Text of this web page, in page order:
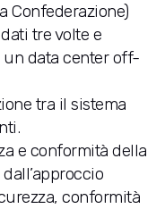
Confederazione)
tre volte e
data center off-
tra il sistema
e conformità della
conformità